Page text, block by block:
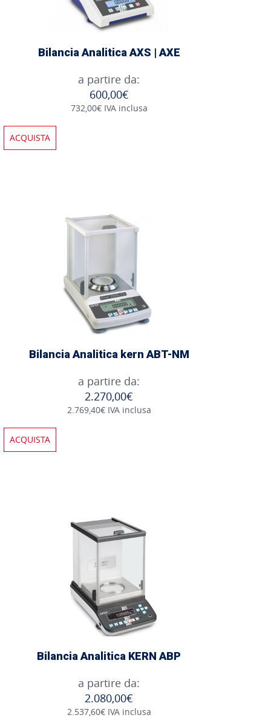
Bilancia Analitica AXS | AXE
a partire da:
600,00€
732,00€ IVA inclusa
ACQUISTA
Bilancia Analitica kern ABT-NM
a partire da:
2.270,00€
2.769,40€ IVA inclusa
ACQUISTA
Bilancia Analitica KERN ABP
a partire da:
2.080,00€
2.537,60€ IVA inclusa